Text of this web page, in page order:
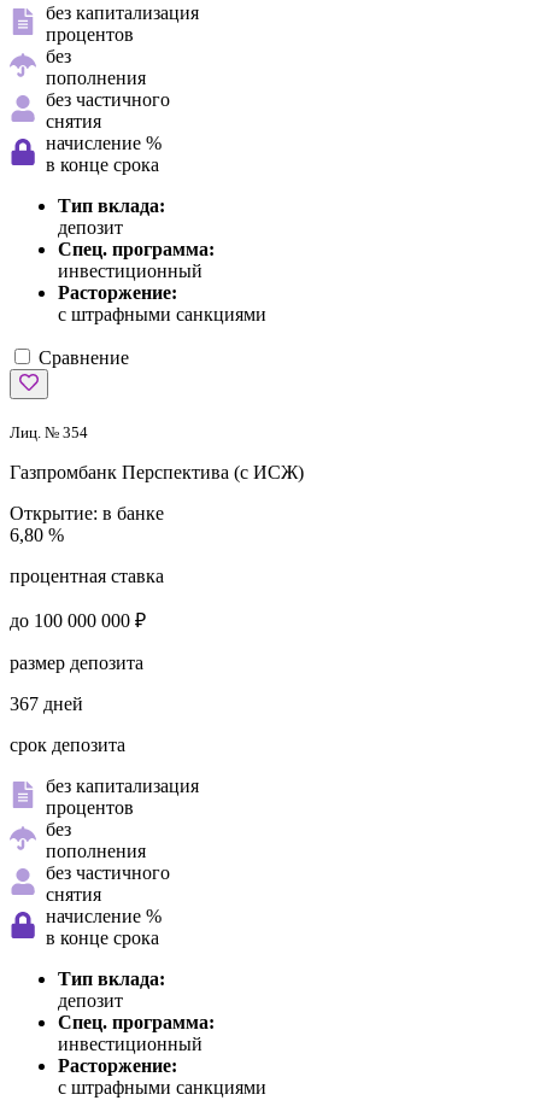
без капитализация
процентов
без
пополнения
без частичного
снятия
начисление %
в конце срока
Тип вклада:
депозит
Спец. программа:
инвестиционный
Расторжение:
с штрафными санкциями
Сравнение
Лиц. № 354
Газпромбанк Перспектива (с ИСЖ)
Открытие: в банке
6,80 %
процентная ставка
до 100 000 000 ₽
размер депозита
367 дней
срок депозита
без капитализация
процентов
без
пополнения
без частичного
снятия
начисление %
в конце срока
Тип вклада:
депозит
Спец. программа:
инвестиционный
Расторжение:
с штрафными санкциями